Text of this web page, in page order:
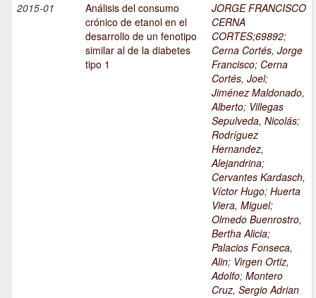
2015-01
Análisis del consumo
crónico de etanol en el
desarrollo de un fenotipo
similar al de la diabetes
tipo 1
JORGE FRANCISCO
CERNA
CORTES;69892;
Cerna Cortés, Jorge
Francisco; Cerna
Cortés, Joel;
Jiménez Maldonado,
Alberto; Villegas
Sepulveda, Nicolás;
Rodríguez
Hernandez,
Alejandrina;
Cervantes Kardasch,
Víctor Hugo; Huerta
Viera, Miguel;
Olmedo Buenrostro,
Bertha Alicia;
Palacios Fonseca,
Alin; Virgen Ortiz,
Adolfo; Montero
Cruz, Sergio Adrian